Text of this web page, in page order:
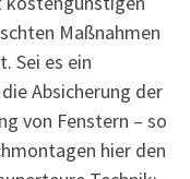
Maßnahmen
Sei es ein
Absicherung der
von Fenstern – so
hier den